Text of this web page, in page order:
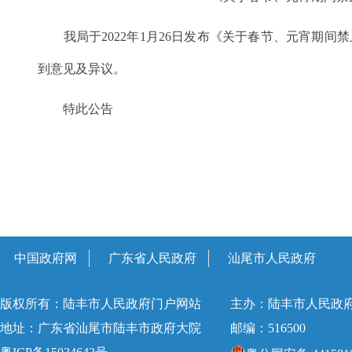
我局于2022年1月26日发布《关于春节、元宵期间
到意见及异议。
特此公告
中国政府网 广东省人民政府 汕尾市人民政府
版权所有：陆丰市人民政府门户网站 主办：陆丰市人民政
地址：广东省汕尾市陆丰市政府大院
邮编：516500